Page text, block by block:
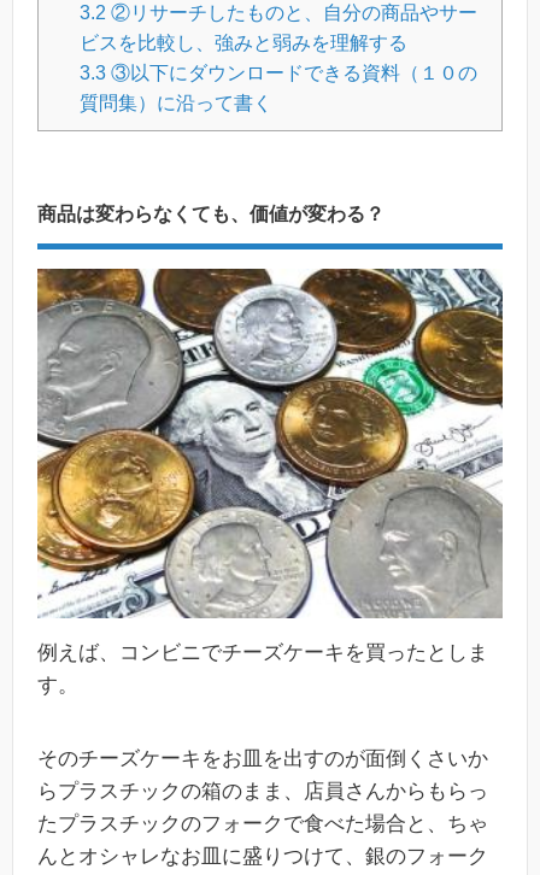
3.2 ②リサーチしたものと、自分の商品やサー
ビスを比較し、強みと弱みを理解する
3.3 ③以下にダウンロードできる資料（１０の
質問集）に沿って書く
商品は変わらなくても、価値が変わる？
例えば、コンビニでチーズケーキを買ったとしま
す。
そのチーズケーキをお皿を出すのが面倒くさいか
らプラスチックの箱のまま、店員さんからもらっ
たプラスチックのフォークで食べた場合と、ちゃ
んとオシャレなお皿に盛りつけて、銀のフォーク